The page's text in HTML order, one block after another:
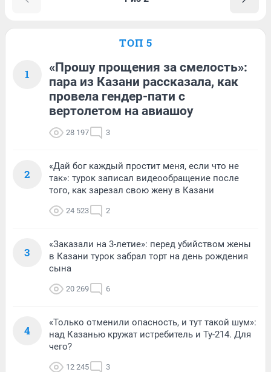
ТОП 5
1
«Прошу прощения за смелость»:
пара из Казани рассказала, как
провела гендер-пати с
вертолетом на авиашоу
28 197 3
2
«Дай бог каждый простит меня, если что не
так»: турок записал видеообращение после
того, как зарезал свою жену в Казани
24 523 2
3
«Заказали на 3-летие»: перед убийством жены
в Казани турок забрал торт на день рождения
сына
20 269 6
4
«Только отменили опасность, и тут такой шум»:
над Казанью кружат истребитель и Ту-214. Для
чего?
12 245 3